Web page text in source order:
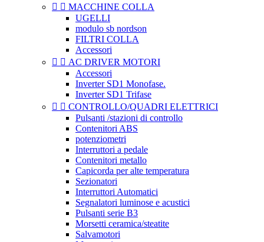
  MACCHINE COLLA
UGELLI
modulo sb nordson
FILTRI COLLA
Accessori
  AC DRIVER MOTORI
Accessori
Inverter SD1 Monofase.
Inverter SD1 Trifase
  CONTROLLO/QUADRI ELETTRICI
Pulsanti /stazioni di controllo
Contenitori ABS
potenziometri
Interruttori a pedale
Contenitori metallo
Capicorda per alte temperatura
Sezionatori
Interruttori Automatici
Segnalatori luminose e acustici
Pulsanti serie B3
Morsetti ceramica/steatite
Salvamotori